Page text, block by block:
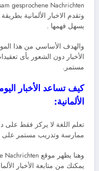
وتقدم الاخبار الألمانية
يسهل فهمها .
والهدف الأساسي من هذا
الأخبار دون الشعور بأى
مستمر.
كيف تساعد الأخبار
الألمانية:
تعلم اللغة لا يركز فقط على
ممارسة وتدريب مستمر على
يمكنك من متابعة الأخبار